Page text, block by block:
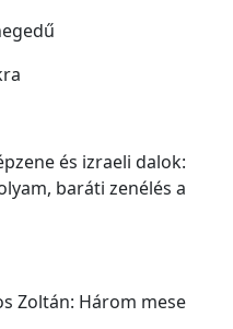
és izraeli dalok:
baráti zenélés a
Zoltán: Három mese